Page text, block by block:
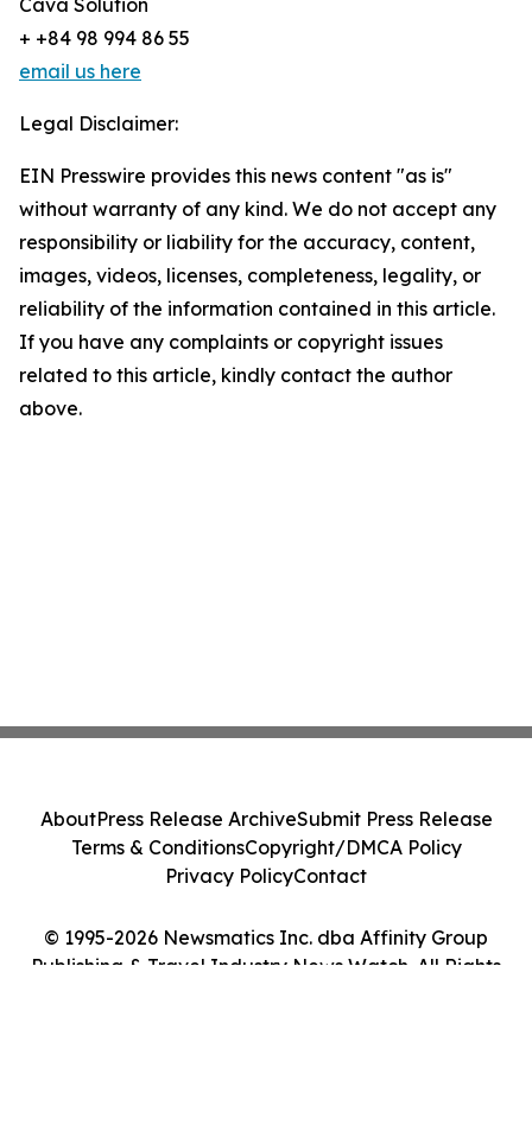
Cava Solution
+ +84 98 994 86 55
email us here
Legal Disclaimer:
EIN Presswire provides this news content "as is"
without warranty of any kind. We do not accept any
responsibility or liability for the accuracy, content,
images, videos, licenses, completeness, legality, or
reliability of the information contained in this article.
If you have any complaints or copyright issues
related to this article, kindly contact the author
above.
© 1995-2026 Newsmatics Inc. dba Affinity Group
Publishing & Travel Industry News Watch. All Rights
AboutPress Release ArchiveSubmit Press Release
Terms & ConditionsCopyright/DMCA Policy
Privacy PolicyContact